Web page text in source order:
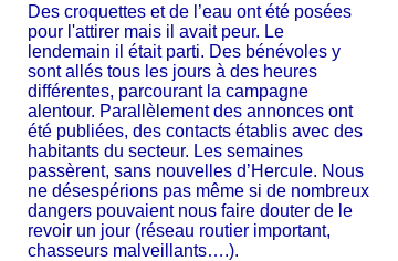
Des croquettes et de l’eau ont été posées
pour l'attirer mais il avait peur. Le
lendemain il était parti. Des bénévoles y
sont allés tous les jours à des heures
différentes, parcourant la campagne
alentour. Parallèlement des annonces ont
été publiées, des contacts établis avec des
habitants du secteur. Les semaines
passèrent, sans nouvelles d’Hercule. Nous
ne désespérions pas même si de nombreux
dangers pouvaient nous faire douter de le
revoir un jour (réseau routier important,
chasseurs malveillants….).